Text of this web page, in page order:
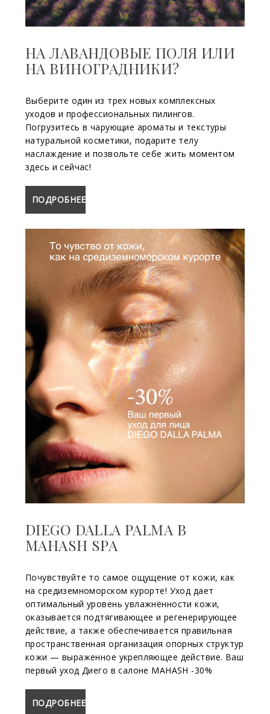
НА ЛАВАНДОВЫЕ ПОЛЯ ИЛИ
НА ВИНОГРАДНИКИ?
Выберите один из трех новых комплексных
уходов и профессиональных пилингов.
Погрузитесь в чарующие ароматы и текстуры
натуральной косметики, подарите телу
наслаждение и позвольте себе жить моментом
здесь и сейчас!
ПОДРОБНЕЕ
DIEGO DALLA PALMA В
MAHASH SPA
Почувствуйте то самое ощущение от кожи, как
на средиземноморском курорте! Уход дает
оптимальный уровень увлажнённости кожи,
оказывается подтягивающее и регенерирующее
действие, а также обеспечивается правильная
пространственная организация опорных структур
кожи — выраженное укрепляющее действие. Ваш
первый уход Диего в салоне MAHASH -30%
ПОДРОБНЕЕ